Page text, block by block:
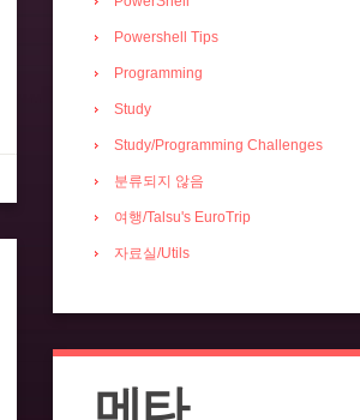
Powershell Tips
Programming
Study
Study/Programming Challenges
분류되지 않음
여행/Talsu's EuroTrip
자료실/Utils